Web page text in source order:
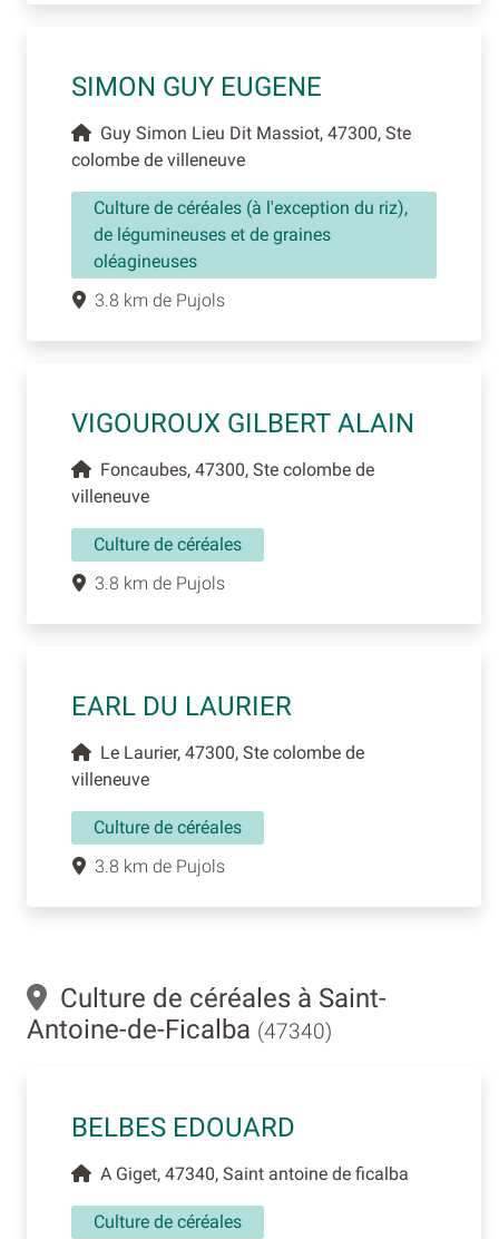
SIMON GUY EUGENE
Guy Simon Lieu Dit Massiot, 47300, Ste
colombe de villeneuve
Culture de céréales (à l'exception du riz),
de légumineuses et de graines
oléagineuses
3.8 km de Pujols
VIGOUROUX GILBERT ALAIN
Foncaubes, 47300, Ste colombe de
villeneuve
Culture de céréales
3.8 km de Pujols
EARL DU LAURIER
Le Laurier, 47300, Ste colombe de
villeneuve
Culture de céréales
3.8 km de Pujols
Culture de céréales à Saint-
Antoine-de-Ficalba (47340)
BELBES EDOUARD
A Giget, 47340, Saint antoine de ficalba
Culture de céréales